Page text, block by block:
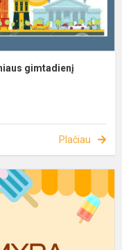
gimtadienį
Plačiau